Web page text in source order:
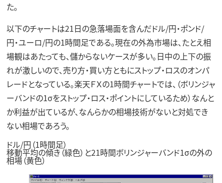
た。
以下のチャートは21日の急落場面を含んだドル/円・ポンド/
円・ユーロ/円の1時間足である。現在の外為市場は、たとえ相
場観はあたっても、儲からないケースが多い。日中の上下の振
れが激しいので、売り方・買い方ともにストップ・ロスのオンパ
レードとなっている。楽天ＦＸの1時間チャートでは、（ボリンジャ
ーバンドの1σをストップ・ロス・ポイントにしているため）なんと
か利益が出ているが、なんらかの相場技術がないと対処でき
ない相場であろう。
ドル/円（1時間足）
移動平均の傾き（緑色）と21時間ボリンジャーバンド1σの外の
相場（黄色）